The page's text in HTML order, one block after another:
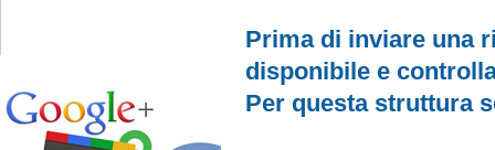
Prima di inviare una
disponibile e
Per questa struttura